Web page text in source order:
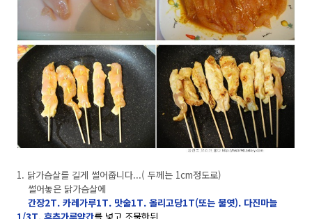
1. 닭가슴살를 길게 썰어줍니다...( 두께는 1cm정도로)
썰어놓은 닭가슴살에
간장2T. 카레가루1T. 맛술1T. 올리고당1T(또는 물엿). 다진마늘